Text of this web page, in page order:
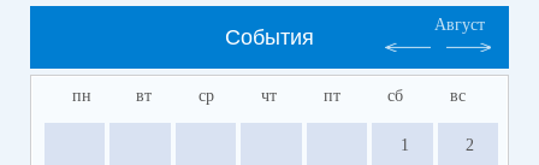
События
Август
пн вт ср чт пт сб вс
1 2